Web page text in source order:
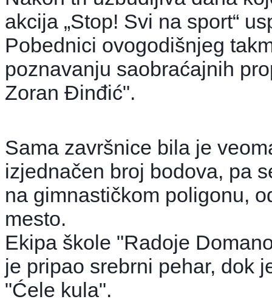
akcija „Stop! Svi na sport“
Pobednici ovogodišnjeg
poznavanju saobraćajnih
Zoran Đinđić".
Sama završnice bila je
izjednačen broj bodova, pa
na gimnastičkom poligonu,
mesto.
Ekipa škole "Radoje
je pripao srebrni pehar, dok
"Ćele kula".